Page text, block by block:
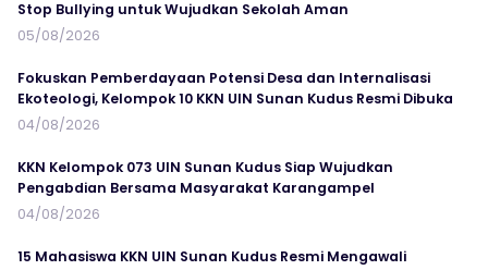
Stop Bullying untuk Wujudkan Sekolah Aman
05/08/2026
Fokuskan Pemberdayaan Potensi Desa dan Internalisasi
Ekoteologi, Kelompok 10 KKN UIN Sunan Kudus Resmi Dibuka
04/08/2026
KKN Kelompok 073 UIN Sunan Kudus Siap Wujudkan
Pengabdian Bersama Masyarakat Karangampel
04/08/2026
15 Mahasiswa KKN UIN Sunan Kudus Resmi Mengawali